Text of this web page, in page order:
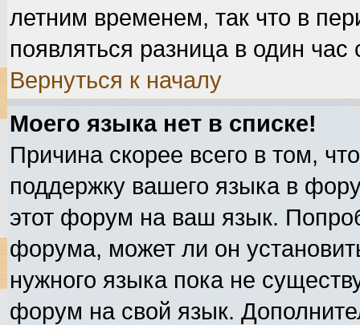
летним временем, так что в
появляться разница в один
Вернуться к началу
Моего языка нет в списке!
Причина скорее всего в том,
поддержку вашего языка в
этот форум на ваш язык.
форума, может ли он
нужного языка пока не
форум на свой язык.